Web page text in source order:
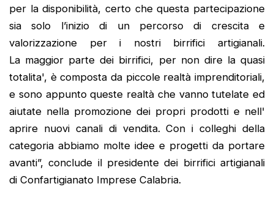
per la disponibilità, certo che questa partecipazione
sia solo l’inizio di un percorso di crescita e
valorizzazione per i nostri birrifici artigianali.
La maggior parte dei birrifici, per non dire la quasi
totalita', è composta da piccole realtà imprenditoriali,
e sono appunto queste realtà che vanno tutelate ed
aiutate nella promozione dei propri prodotti e nell'
aprire nuovi canali di vendita. Con i colleghi della
categoria abbiamo molte idee e progetti da portare
avanti”, conclude il presidente dei birrifici artigianali
di Confartigianato Imprese Calabria.